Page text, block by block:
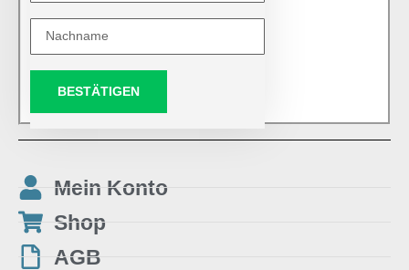
BESTÄTIGEN
Mein Konto
Shop
AGB